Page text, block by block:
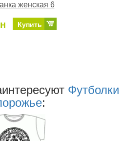
женская 6
Купить
Футболки
: